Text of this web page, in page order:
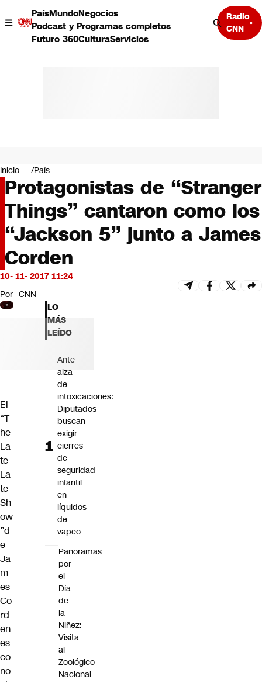
PaísMundoNegocios
Podcast y Programas completos
Futuro 360CulturaServicios
Radio
CNN
Negocios
Deportes
Programas completos
Cultura
Servicios
Bits
CNN tiempo
Futuro 360
Inicio País
Protagonistas de “Stranger
Things” cantaron como los
“Jackson 5” junto a James
Corden
10- 11- 2017 11:24
Por CNN
El
“T
he
La
te
La
te
Sh
ow
”d
e
Ja
m
es
Co
rd
en
es
co
no
LO
MÁS
LEÍDO
Ante
alza
de
intoxicaciones:
Diputados
buscan
exigir
cierres
de
seguridad
infantil
en
líquidos
de
vapeo
Panoramas
por
el
Día
de
la
Niñez:
Visita
al
Zoológico
Nacional